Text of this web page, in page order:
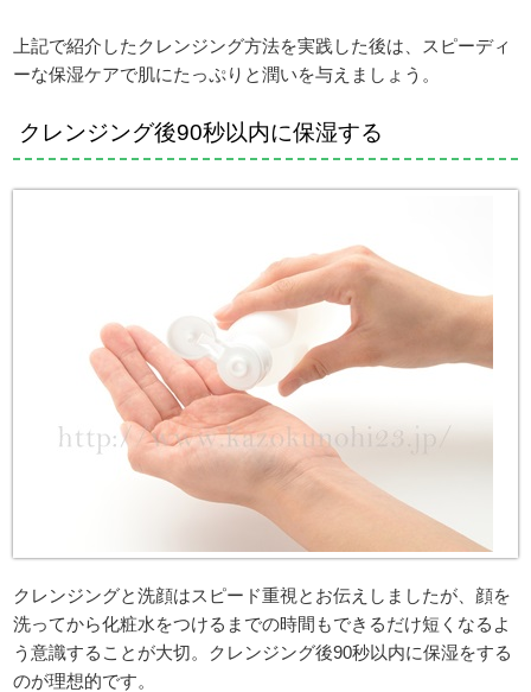
上記で紹介したクレンジング方法を実践した後は、スピーディ
ーな保湿ケアで肌にたっぷりと潤いを与えましょう。
クレンジング後90秒以内に保湿する
クレンジングと洗顔はスピード重視とお伝えしましたが、顔を
洗ってから化粧水をつけるまでの時間もできるだけ短くなるよ
う意識することが大切。クレンジング後90秒以内に保湿をする
のが理想的です。